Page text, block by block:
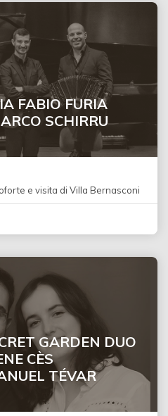
FABIO FURIA
SCHIRRU
e visita di Villa Bernasconi
GARDEN DUO
CÈS
TÉVAR